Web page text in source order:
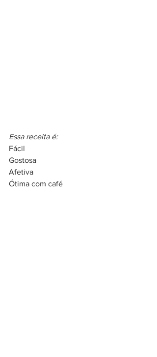
Essa receita é:
Fácil
Gostosa
Afetiva
Ótima com café